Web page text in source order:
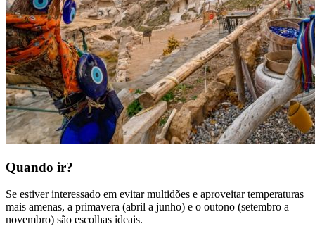
Quando ir?
Se estiver interessado em evitar multidões e aproveitar temperaturas
mais amenas, a primavera (abril a junho) e o outono (setembro a
novembro) são escolhas ideais.